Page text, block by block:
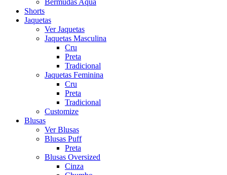
Bermudas Aqua
Shorts
Jaquetas
Ver Jaquetas
Jaquetas Masculina
Cru
Preta
Tradicional
Jaquetas Feminina
Cru
Preta
Tradicional
Customize
Blusas
Ver Blusas
Blusas Puff
Preta
Blusas Oversized
Cinza